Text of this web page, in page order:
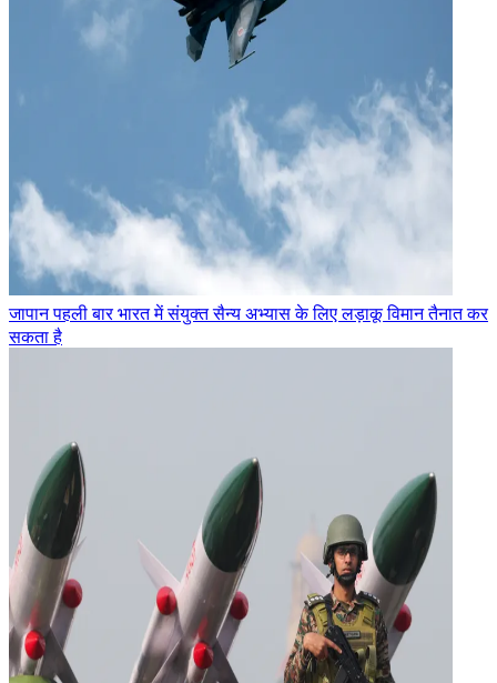
जापान पहली बार भारत में संयुक्त सैन्य अभ्यास के लिए लड़ाकू विमान तैनात कर
सकता है